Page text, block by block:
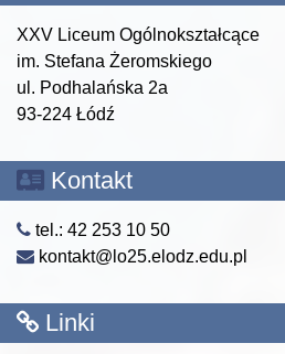
XXV Liceum Ogólnokształcące
im. Stefana Żeromskiego
ul. Podhalańska 2a
93-224 Łódź
Kontakt
tel.: 42 253 10 50
kontakt@lo25.elodz.edu.pl
Linki